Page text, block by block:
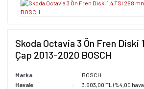
Skoda Octavia 3 Ön Fren Diski
Çap 2013-2020 BOSCH
Marka
BOSCH
Havale
3.603,00 TL (%4,00